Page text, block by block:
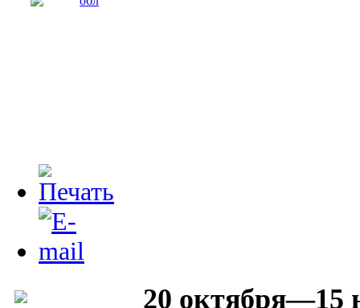
20 октября—15